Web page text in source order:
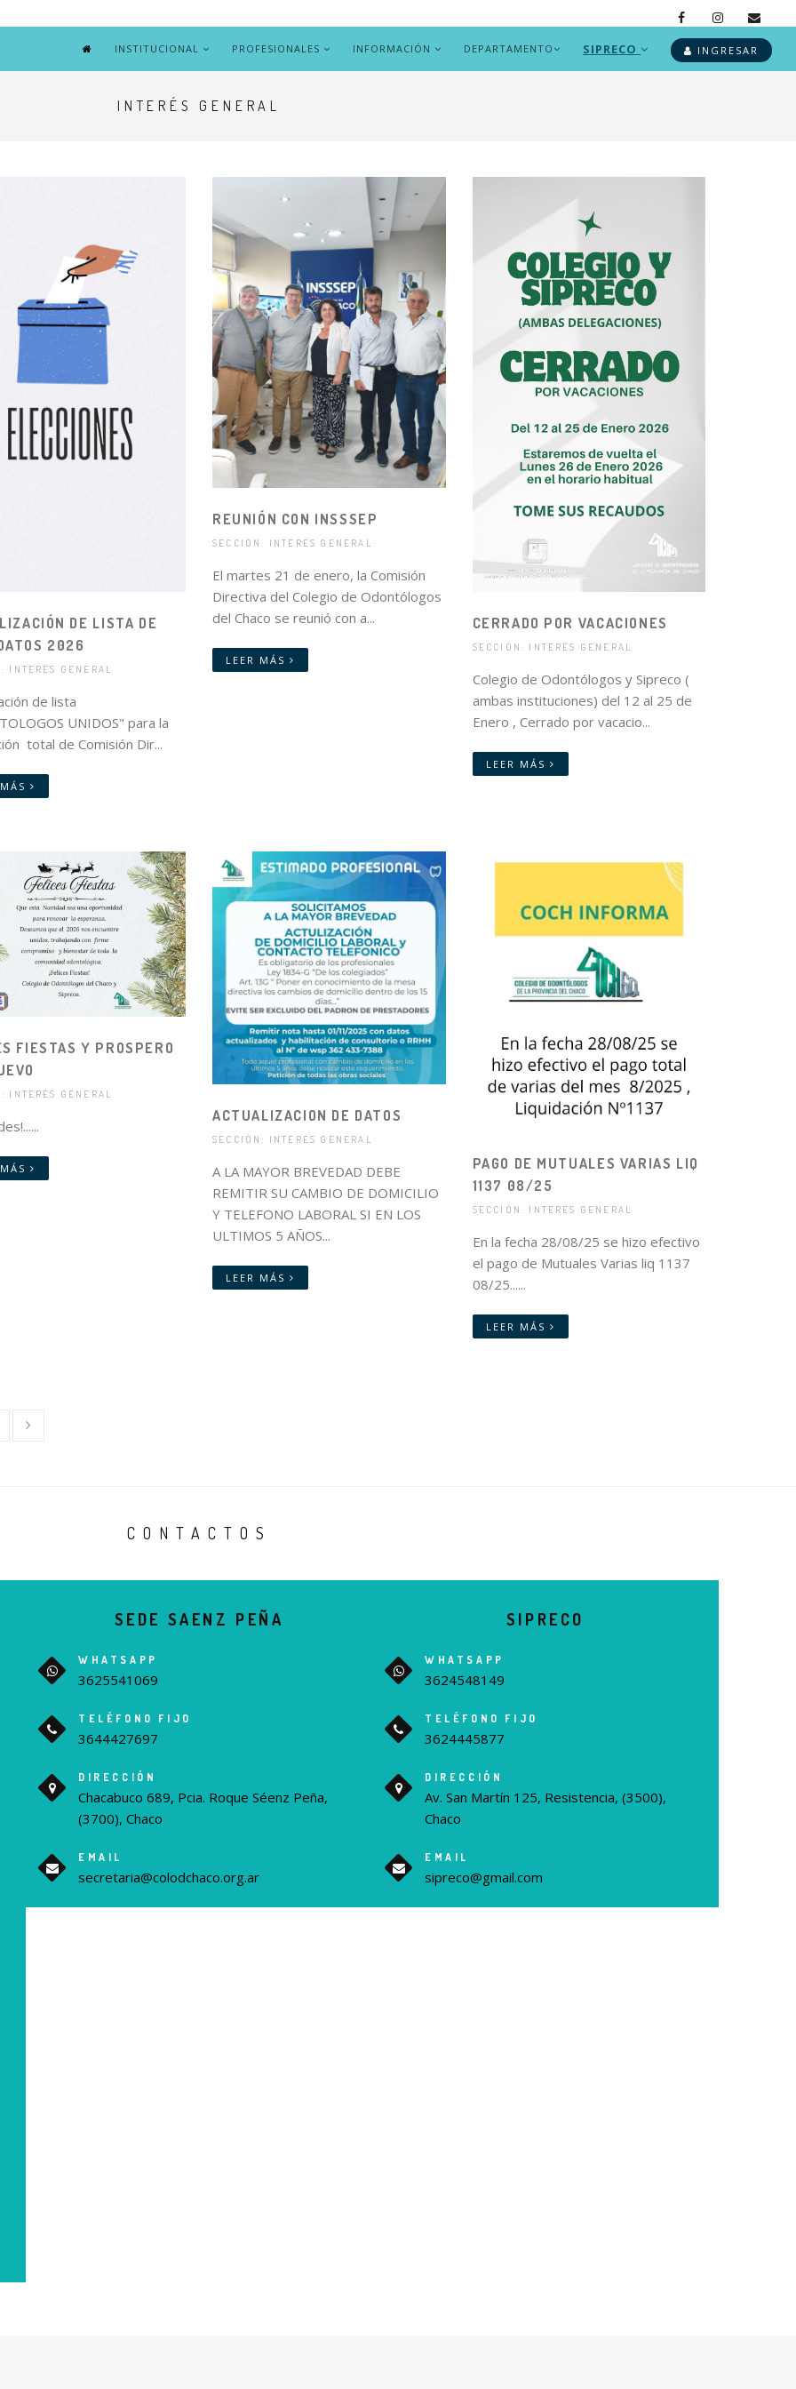
INSTITUCIONAL PROFESIONALES INFORMACIÓN DEPARTAMENTO SIPRECO INGRESAR
INTERÉS GENERAL
DE LISTA DE
2026
INTERÉS GENERAL
de lista
UNIDOS" para la
total de Comisión Dir...
REUNIÓN CON INSSSEP
SECCIÓN: INTERÉS GENERAL
El martes 21 de enero, la Comisión
Directiva del Colegio de Odontólogos
del Chaco se reunió con a...
LEER MÁS
CERRADO POR VACACIONES
SECCIÓN: INTERÉS GENERAL
Colegio de Odontólogos y Sipreco (
ambas instituciones) del 12 al 25 de
Enero , Cerrado por vacacio...
LEER MÁS
FIESTAS Y PROSPERO
INTERÉS GENERAL
ACTUALIZACION DE DATOS
SECCIÓN: INTERÉS GENERAL
A LA MAYOR BREVEDAD DEBE
REMITIR SU CAMBIO DE DOMICILIO
Y TELEFONO LABORAL SI EN LOS
ULTIMOS 5 AÑOS...
LEER MÁS
PAGO DE MUTUALES VARIAS LIQ
1137 08/25
SECCIÓN: INTERÉS GENERAL
En la fecha 28/08/25 se hizo efectivo
el pago de Mutuales Varias liq 1137
08/25......
LEER MÁS
CONTACTOS
SEDE SAENZ PEÑA
WHATSAPP
3625541069
TELÉFONO FIJO
3644427697
DIRECCIÓN
Chacabuco 689, Pcia. Roque Séenz Peña,
(3700), Chaco
EMAIL
secretaria@colodchaco.org.ar
SIPRECO
WHATSAPP
3624548149
TELÉFONO FIJO
3624445877
DIRECCIÓN
Av. San Martín 125, Resistencia, (3500),
Chaco
EMAIL
sipreco@gmail.com